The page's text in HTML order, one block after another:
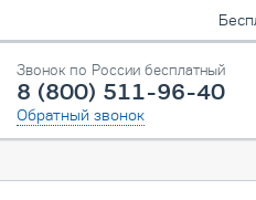
Звонок по России бесплатный
8 (800) 511-96-40
Обратный звонок